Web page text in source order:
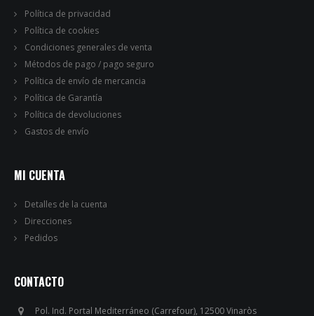
Política de privacidad
Política de cookies
Condiciones generales de venta
Métodos de pago / pago seguro
Política de envío de mercancia
Política de Garantía
Política de devoluciones
Gastos de envío
MI CUENTA
Detalles de la cuenta
Direcciones
Pedidos
CONTACTO
Pol. Ind. Portal Mediterráneo (Carrefour), 12500 Vinaròs